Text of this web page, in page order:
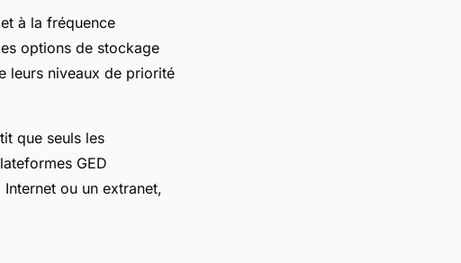
à la fréquence
options de stockage
leurs niveaux de priorité
que seuls les
GED
ou un extranet,